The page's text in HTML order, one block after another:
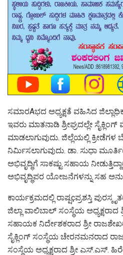
ಸಮಾರAಭದ ಅಧ್ಯಕ್ಷತೆ ವಹಿಸಿದ
ಇವರು ಮಾತನಾಡಿ ಶ್ರೀಘ್ರದಲ್ಲೇ
ಮಾಡಲಾಗುವುದು. ಜಿಲ್ಲೆಯಲ್ಲಿ
ನಿರ್ಮಿಸಲಾಗುವುದು. ಡಾ. ಸುಧಾ
ಅಭಿವೃದ್ಧಿಗೆ ಸಾಕಷ್ಟು ಸಹಾಯ
ಅಭಿವೃದ್ಧಿಪರ ಯೋಜನೆಗಳನ್ನು ಸಹ
ಕಾರ್ಯಕ್ರಮದಲ್ಲಿ ರಾಷ್ಷçಪ್ರಶಸ್ತಿ
ಜಿಲ್ಲಾ ವಾಲಿಬಾಲ್ ಸಂಸ್ಥೆಯ ಅಧ್ಯಕ್ಷರಾದ
ಸಹಾಯಕ ನಿರ್ದೇಶಕರಾದ ಶ್ರೀ
ಸೈಕ್ಲಿಂಗ್ ಸಂಸ್ಥೆಯ ಚೇರನಮನರಾದ
ಸಂಸ್ಥೆಯ ಅಧ್ಯಕ್ಷರಾದ ಶ್ರೀ ಎಸ್.ಎಸ್.